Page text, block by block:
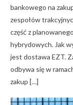
bankowego na
zespołów
część z
hybrydowych. Jak
jest dostawa EZT.
odbywa się w
zakup […]